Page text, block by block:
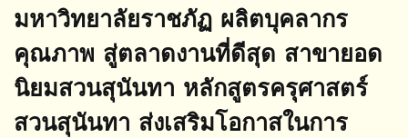
มหาวิทยาลัยราชภัฏ ผลิตบุคลากร
คุณภาพ สู่ตลาดงานที่ดีสุด สาขายอด
นิยมสวนสุนันทา หลักสูตรครุศาสตร์
สวนสุนันทา ส่งเสริมโอกาสในการ